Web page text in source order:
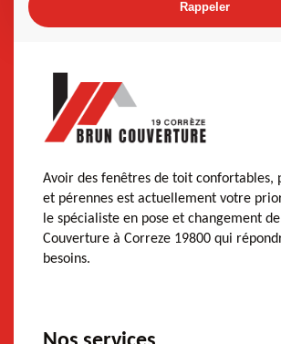
Avoir des fenêtres de toit confortables,
et pérennes est actuellement votre
le spécialiste en pose et changement
Couverture à Correze 19800 qui
besoins.